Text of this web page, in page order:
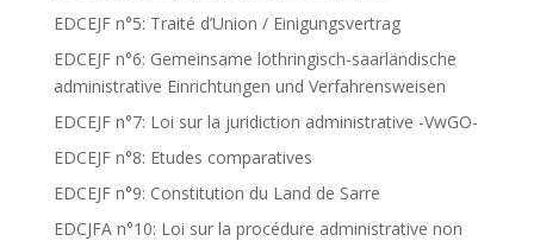
EDCEJF n°5: Traité d’Union / Einigungsvertrag
EDCEJF n°6: Gemeinsame lothringisch-saarländische
administrative Einrichtungen und Verfahrensweisen
EDCEJF n°7: Loi sur la juridiction administrative -VwGO-
EDCEJF n°8: Etudes comparatives
EDCEJF n°9: Constitution du Land de Sarre
EDCJFA n°10: Loi sur la procédure administrative non